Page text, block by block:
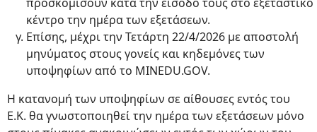
κέντρο την ημέρα των εξετάσεων.
Επίσης, μέχρι την Τετάρτη 22/4/2026 με αποστολή
μηνύματος στους γονείς και κηδεμόνες των
υποψηφίων από το ΜΙNEDU.GOV.
Η κατανομή των υποψηφίων σε αίθουσες εντός του
Ε.Κ. θα γνωστοποιηθεί την ημέρα των εξετάσεων μόνο